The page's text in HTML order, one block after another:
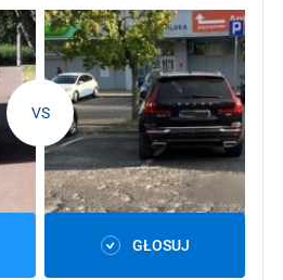
VS
GŁOSUJ